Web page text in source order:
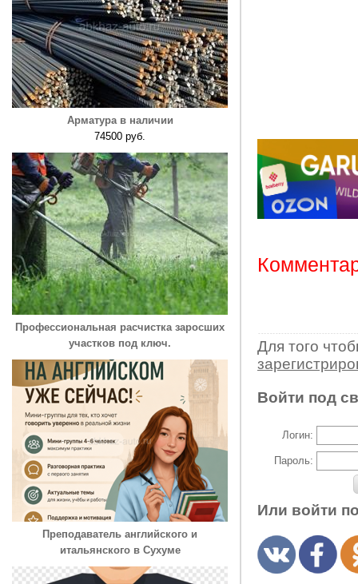
Арматура в наличии
74500 руб.
Профессиональная расчистка заросших
участков под ключ.
Преподаватель английского и
итальянского в Сухуме
Для того
Войти под
Логин:
Пароль:
Или войти